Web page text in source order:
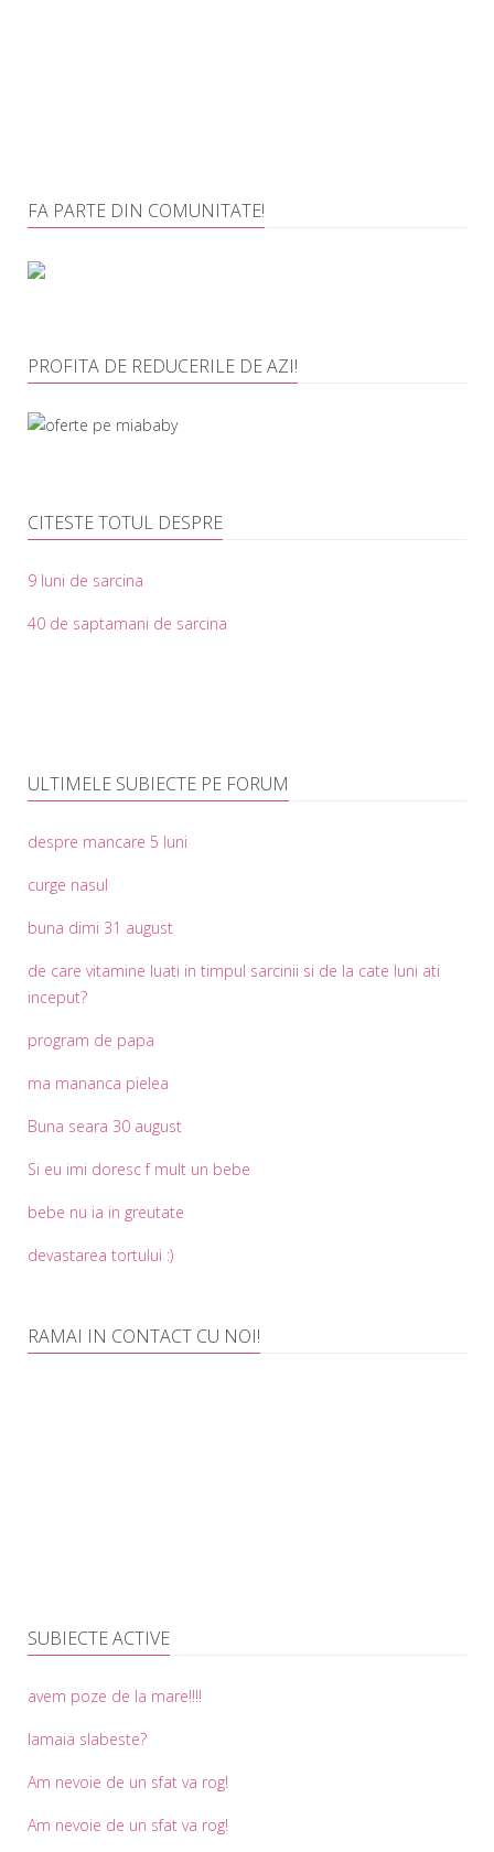
FA PARTE DIN COMUNITATE!
PROFITA DE REDUCERILE DE AZI!
CITESTE TOTUL DESPRE
9 luni de sarcina
40 de saptamani de sarcina
ULTIMELE SUBIECTE PE FORUM
despre mancare 5 luni
curge nasul
buna dimi 31 august
de care vitamine luati in timpul sarcinii si de la cate luni ati
inceput?
program de papa
ma mananca pielea
Buna seara 30 august
Si eu imi doresc f mult un bebe
bebe nu ia in greutate
devastarea tortului :)
RAMAI IN CONTACT CU NOI!
SUBIECTE ACTIVE
avem poze de la mare!!!!
lamaia slabeste?
Am nevoie de un sfat va rog!
Am nevoie de un sfat va rog!